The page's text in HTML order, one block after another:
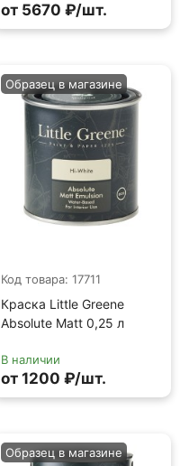
от 5670 ₽/шт.
Код товара: 17711
Краска Little Greene
Absolute Matt 0,25 л
Образец в магазине
В наличии
от 1200 ₽/шт.
Образец в магазине